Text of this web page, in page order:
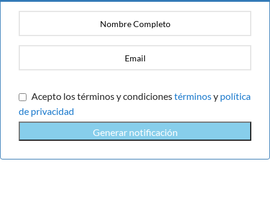
Acepto los términos y condicionestérminosy política
de privacidad
Generar notificación